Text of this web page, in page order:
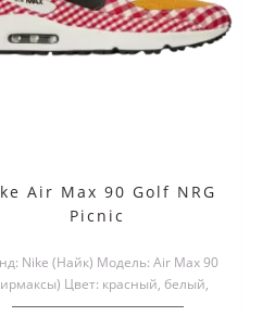
мехом
Air Max 90 Golf NRG
Picnic
Nike (Найк) Модель: Air Max 90
Цвет: красный, белый,
желтый Размеры обуви..